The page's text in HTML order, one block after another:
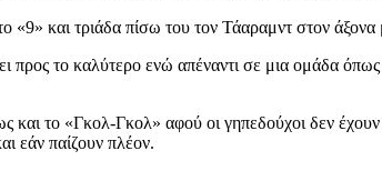
«9» και τριάδα πίσω του τον Τάαραμντ στον
το καλύτερο ενώ απέναντι σε μια ομάδα όπως
το «Γκολ-Γκολ» αφού οι γηπεδούχοι δεν έχουν
εάν παίζουν πλέον.